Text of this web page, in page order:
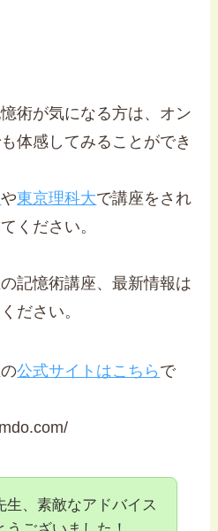
術が気になる方は、オン
体感してみることができ
や東京理科大で講座をされ
ください。
記憶術講座、最新情報は
ださい。
公式サイトはこちら で
生、素敵なアドバイス